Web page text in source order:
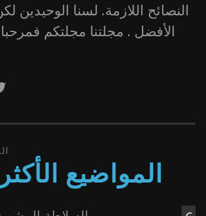
النصائح اللازمة. لسنا الوحيدين
الأفضل . مجلتنا مجلتكم
المواضيع